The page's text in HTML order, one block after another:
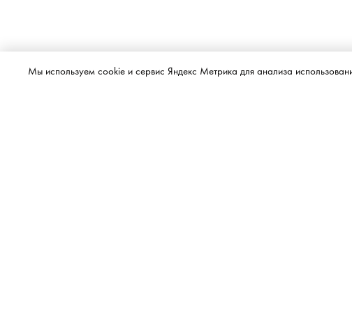
Мы используем cookie и сервис Яндекс Метрика для анализа